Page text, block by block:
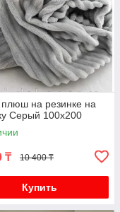
на резинке на
Серый 100х200
₸ 10 400 ₸
Купить